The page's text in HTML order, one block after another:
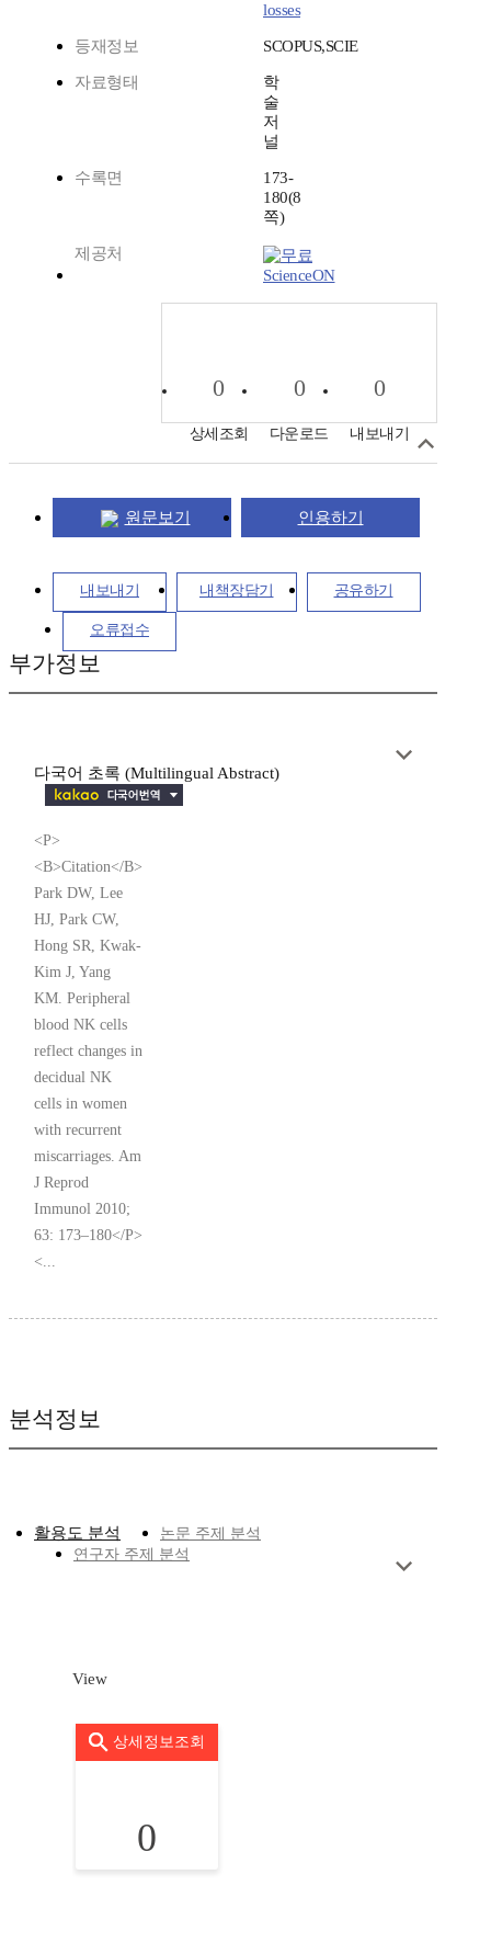
losses
등재정보 SCOPUS,SCIE
자료형태
학
술
저
널
수록면
173-
180(8
쪽)
제공처
ScienceON
0
상세조회
0
다운로드
0
내보내기
원문보기 인용하기
내보내기 내책장담기 공유하기
오류접수
부가정보
다국어 초록 (Multilingual Abstract)
<P>
<B>Citation</B>
Park DW, Lee
HJ, Park CW,
Hong SR, Kwak-
Kim J, Yang
KM. Peripheral
blood NK cells
reflect changes in
decidual NK
cells in women
with recurrent
miscarriages. Am
J Reprod
Immunol 2010;
63: 173–180</P>
<...
분석정보
활용도 분석
논문 주제 분석
연구자 주제 분석
View
상세정보조회
0